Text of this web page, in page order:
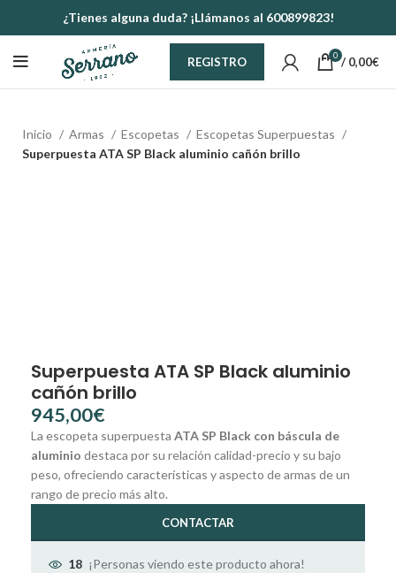
¿Tienes alguna duda? ¡Llámanos al 600899823!
REGISTRO 0 / 0,00€
Inicio Armas Escopetas
Escopetas Superpuestas
Superpuesta ATA SP Black aluminio cañón brillo
Superpuesta ATA SP Black aluminio
cañón brillo
€
La escopeta superpuesta ATA SP Black con báscula de
aluminio destaca por su relación calidad-precio y su bajo
peso, ofreciendo características y aspecto de armas de un
rango de precio más alto.
CONTACTAR
18 ¡Personas viendo este producto ahora!